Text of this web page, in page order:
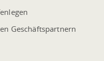
Geschäftspartnern